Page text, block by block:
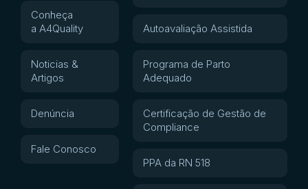
Conheça
a A4Quality
Noticias &
Artigos
Denúncia
Fale Conosco
Autoavaliação Assistida
Programa de Parto
Adequado
Certificação de Gestão de
Compliance
PPA da RN 518